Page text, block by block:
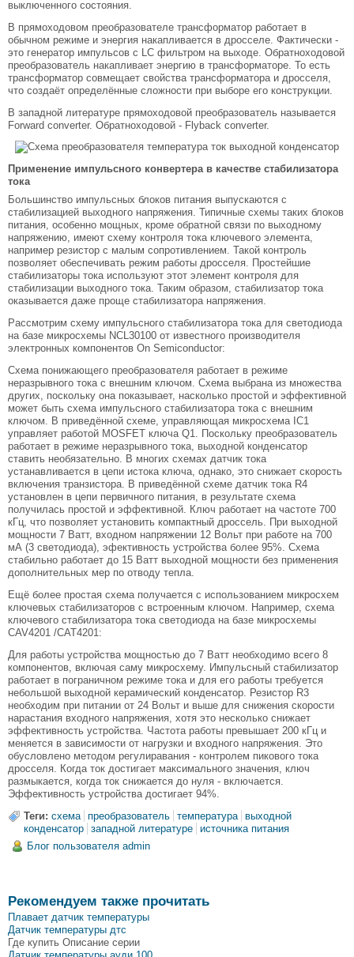
выключенного состояния.
В прямоходовом преобразователе трансформатор работает в
обычном режиме и энергия накапливается в дросселе. Фактически -
это генератор импульсов с LC фильтром на выходе. Обратноходовой
преобразователь накапливает энергию в трансформаторе. То есть
трансформатор совмещает свойства трансформатора и дросселя,
что создаёт определённые сложности при выборе его конструкции.
В западной литературе прямоходовой преобразователь называется
Forward converter. Обратноходовой - Flyback converter.
Применение импульсного конвертера в качестве стабилизатора
тока
Большинство импульсных блоков питания выпускаются с
стабилизацией выходного напряжения. Типичные схемы таких блоков
питания, особенно мощных, кроме обратной связи по выходному
напряжению, имеют схему контроля тока ключевого элемента,
например резистор с малым сопротивлением. Такой контроль
позволяет обеспечивать режим работы дросселя. Простейшие
стабилизаторы тока используют этот элемент контроля для
стабилизации выходного тока. Таким образом, стабилизатор тока
оказывается даже проще стабилизатора напряжения.
Рассмотрим схему импульсного стабилизатора тока для светодиода
на базе микросхемы NCL30100 от известного производителя
электронных компонентов On Semiconductor:
Схема понижающего преобразователя работает в режиме
неразрывного тока с внешним ключом. Схема выбрана из множества
других, поскольку она показывает, насколько простой и эффективной
может быть схема импульсного стабилизатора тока с внешним
ключом. В приведённой схеме, управляющая микросхема IC1
управляет работой MOSFET ключа Q1. Поскольку преобразователь
работает в режиме неразрывного тока, выходной конденсатор
ставить необязательно. В многих схемах датчик тока
устанавливается в цепи истока ключа, однако, это снижает скорость
включения транзистора. В приведённой схеме датчик тока R4
установлен в цепи первичного питания, в результате схема
получилась простой и эффективной. Ключ работает на частоте 700
кГц, что позволяет установить компактный дроссель. При выходной
мощности 7 Ватт, входном напряжении 12 Вольт при работе на 700
мА (3 светодиода), эфективность устройства более 95%. Схема
стабильно работает до 15 Ватт выходной мощности без применения
дополнительных мер по отводу тепла.
Ещё более простая схема получается с использованием микросхем
ключевых стабилизаторов с встроенным ключом. Например, схема
ключевого стабилизатора тока светодиода на базе микросхемы
CAV4201 /CAT4201:
Для работы устройства мощностью до 7 Ватт необходимо всего 8
компонентов, включая саму микросхему. Импульсный стабилизатор
работает в пограничном режиме тока и для его работы требуется
небольшой выходной керамический конденсатор. Резистор R3
необходим при питании от 24 Вольт и выше для снижения скорости
нарастания входного напряжения, хотя это несколько снижает
эффективность устройства. Частота работы превышает 200 кГц и
меняется в зависимости от нагрузки и входного напряжения. Это
обусловлено методом регулиравания - контролем пикового тока
дросселя. Когда ток достигает максимального значения, ключ
размыкается, когда ток снижается до нуля - включается.
Эффективность устройства достигает 94%.
Теги: схема преобразователь температура выходной
конденсатор западной литературе источника питания
Блог пользователя admin
Рекомендуем также прочитать
Плавает датчик температуры
Датчик температуры дтс
Где купить Описание серии